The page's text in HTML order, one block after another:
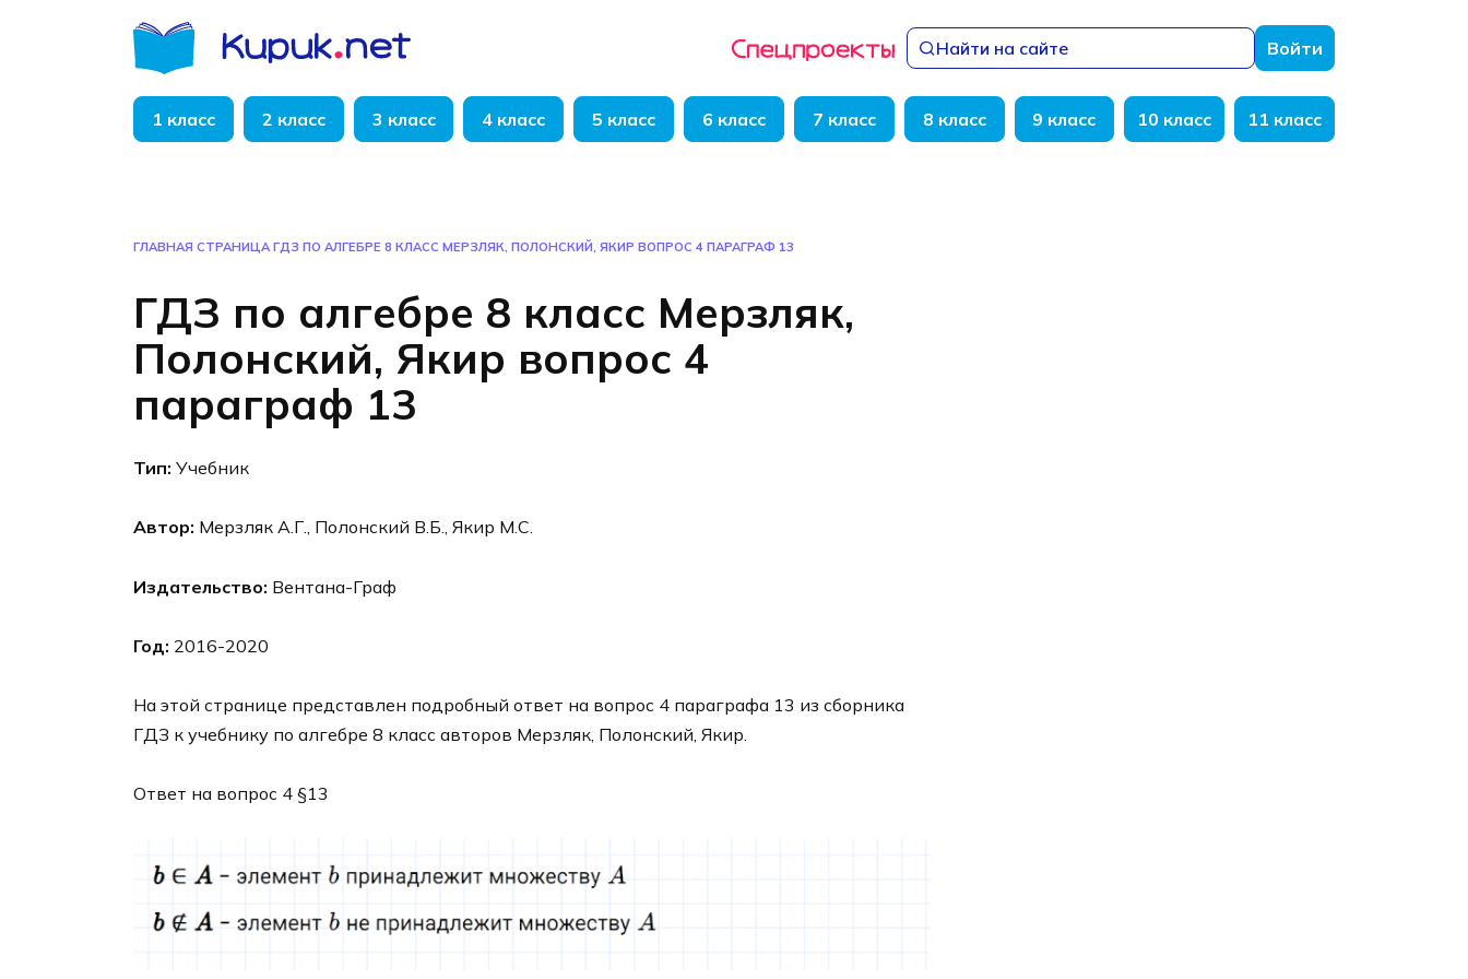
Найти на сайте Войти
1 класс 2 класс 3 класс 4 класс 5 класс 6 класс 7 класс 8 класс 9 класс 10 класс 11 класс
ГЛАВНАЯ СТРАНИЦА ГДЗ ПО АЛГЕБРЕ 8 КЛАСС МЕРЗЛЯК, ПОЛОНСКИЙ, ЯКИР ВОПРОС 4 ПАРАГРАФ 13
ГДЗ по алгебре 8 класс Мерзляк,
Полонский, Якир вопрос 4
параграф 13
Тип: Учебник
Автор: Мерзляк А.Г., Полонский В.Б., Якир М.С.
Издательство: Вентана-Граф
Год: 2016-2020
На этой странице представлен подробный ответ на вопрос 4 параграфа 13 из сборника
ГДЗ к учебнику по алгебре 8 класс авторов Мерзляк, Полонский, Якир.
Ответ на вопрос 4 §13